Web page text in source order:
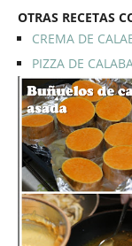
OTRAS RECETAS
CREMA DE
PIZZA DE